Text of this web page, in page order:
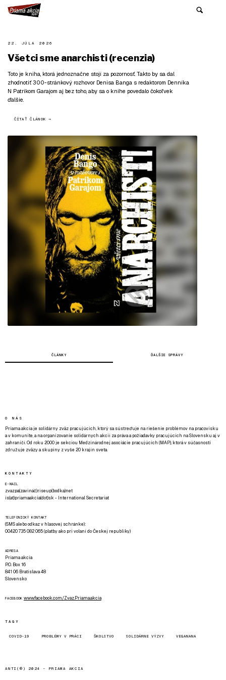
22. JÚLA 2026
Všetci sme anarchisti (recenzia)
Toto je kniha, ktorá jednoznačne stojí za pozornosť. Takto by sa dal
zhodnotiť 300-stránkový rozhovor Denisa Banga s redaktorom Denníka
N Patrikom Garajom aj bez toho, aby sa o knihe povedalo čokoľvek
ďalšie.
ČÍTAŤ ČLÁNOK →
ČLÁNKY ĎALŠIE SPRÁVY
O NÁS
Priama akcia je solidárny zväz pracujúcich, ktorý sa sústreďuje na riešenie problémov na pracovisku
a v komunite, a na organizovanie solidárnych akcií za práva a požiadavky pracujúcich na Slovensku aj v
zahraničí. Od roku 2000 je sekciou Medzinárodnej asociácie pracujúcich (MAP), ktorá v súčasnosti
združuje zväzy a skupiny z vyše 20 krajín sveta.
KONTAKTY
E-MAIL
zvazpa(zavináč)riseup(bodka)net
is(at)priamaakcia(dot)sk - International Secretariat
TELEFONICKÝ KONTAKT
(SMS alebo odkaz v hlasovej schránke):
00420 735 082 065 (platby ako pri volaní do Českej republiky)
ADRESA
Priama akcia
P.O. Box 16
841 06 Bratislava 48
Slovensko
FACEBOOK www.facebook.com/Zvaz.Priama.akcia
TAGY
COVID-19 PROBLÉMY V PRÁCI ŠKOLSTVO SOLIDÁRNE VÝZVY VEGANANA
ANTI(©) 2024 - PRIAMA AKCIA